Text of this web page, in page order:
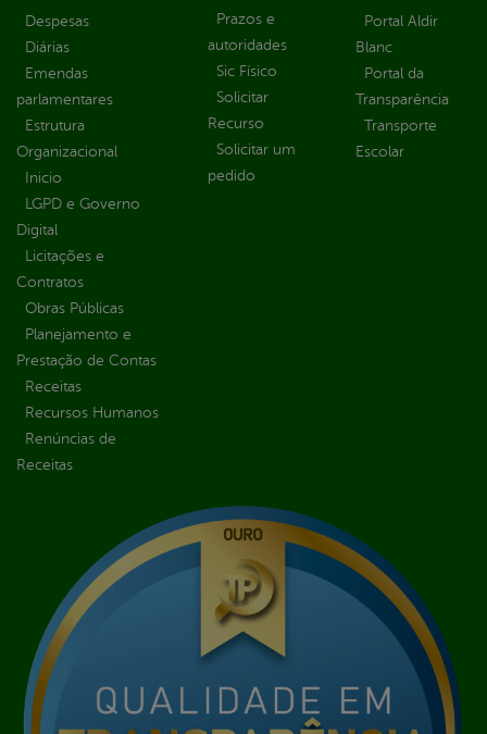
Despesas
Diárias
Emendas
parlamentares
Estrutura
Organizacional
Inicio
LGPD e Governo
Digital
Licitações e
Contratos
Obras Públicas
Planejamento e
Prestação de Contas
Receitas
Recursos Humanos
Renúncias de
Receitas
Prazos e
autoridades
Sic Físico
Solicitar
Recurso
Solicitar um
pedido
Portal Aldir
Blanc
Portal da
Transparência
Transporte
Escolar